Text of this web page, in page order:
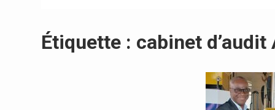
Étiquette : cabinet d’audit